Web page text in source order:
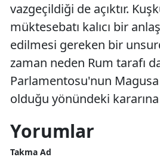
vazgeçildiği de açıktır.
müktesebatı kalıcı bir
edilmesi gereken bir
zaman neden Rum tarafı
Parlamentosu'nun Magusa
olduğu yönündeki
Yorumlar
Takma Ad